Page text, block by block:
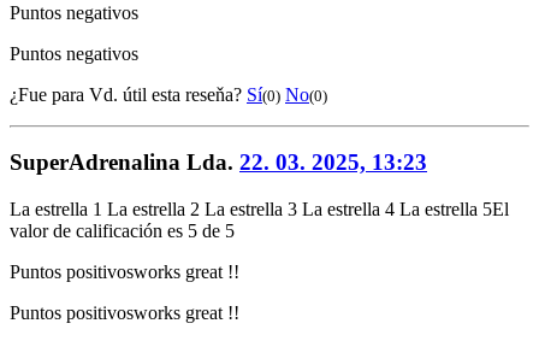
Puntos negativos
Puntos negativos
¿Fue para Vd. útil esta reseňa? Sí(0) No(0)
SuperAdrenalina Lda. 22. 03. 2025, 13:23
La estrella 1 La estrella 2 La estrella 3 La estrella 4 La estrella 5El
valor de calificación es 5 de 5
Puntos positivosworks great !!
Puntos positivosworks great !!